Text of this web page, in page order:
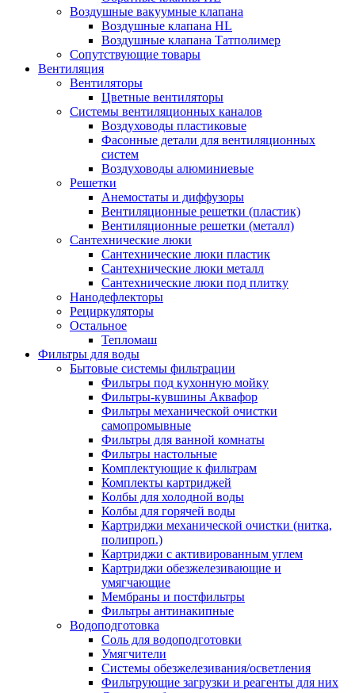
Воздушные вакуумные клапана
Воздушные клапана HL
Воздушные клапана Татполимер
Сопутствующие товары
Вентиляция
Вентиляторы
Цветные вентиляторы
Системы вентиляционных каналов
Воздуховоды пластиковые
Фасонные детали для вентиляционных
систем
Воздуховоды алюминиевые
Решетки
Анемостаты и диффузоры
Вентиляционные решетки (пластик)
Вентиляционные решетки (металл)
Сантехнические люки
Сантехнические люки пластик
Сантехнические люки металл
Сантехнические люки под плитку
Нанодефлекторы
Рециркуляторы
Остальное
Тепломаш
Фильтры для воды
Бытовые системы фильтрации
Фильтры под кухонную мойку
Фильтры-кувшины Аквафор
Фильтры механической очистки
самопромывные
Фильтры для ванной комнаты
Фильтры настольные
Комплектующие к фильтрам
Комплекты картриджей
Колбы для холодной воды
Колбы для горячей воды
Картриджи механической очистки (нитка,
полипроп.)
Картриджи с активированным углем
Картриджи обезжелезивающие и
умягчающие
Мембраны и постфильтры
Фильтры антинакипные
Водоподготовка
Соль для водоподготовки
Умягчители
Системы обезжелезивания/осветления
Фильтрующие загрузки и реагенты для них